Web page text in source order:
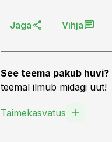
Jaga Vihja
See teema pakub huvi?
teemal ilmub midagi uut!
Taimekasvatus